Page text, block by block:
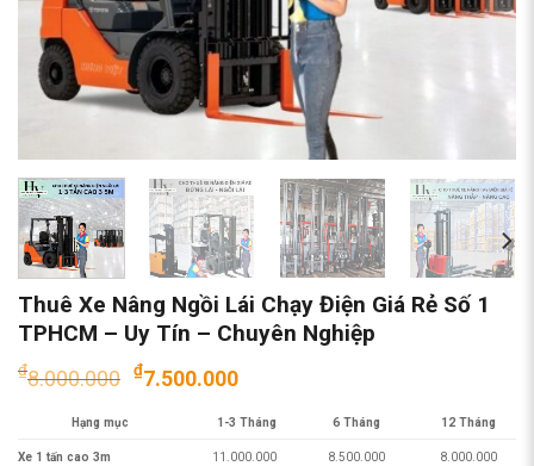
Thuê Xe Nâng Ngồi Lái Chạy Điện Giá Rẻ Số 1
TPHCM – Uy Tín – Chuyên Nghiệp
₫8.000.000 Giá
₫7.500.000Giá
tại
Hạng mục 1-3 Tháng 6 Tháng 12 Tháng
Xe 1 tấn cao 3m 11.000.000 8.500.000 8.000.000